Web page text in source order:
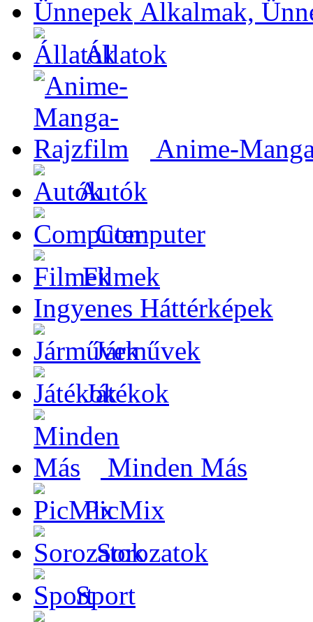
Alkalmak,
Állatok
Anime-
Autók
Computer
Filmek
Ingyenes Háttérképek
Járművek
Játékok
Minden Más
PicMix
Sorozatok
Sport